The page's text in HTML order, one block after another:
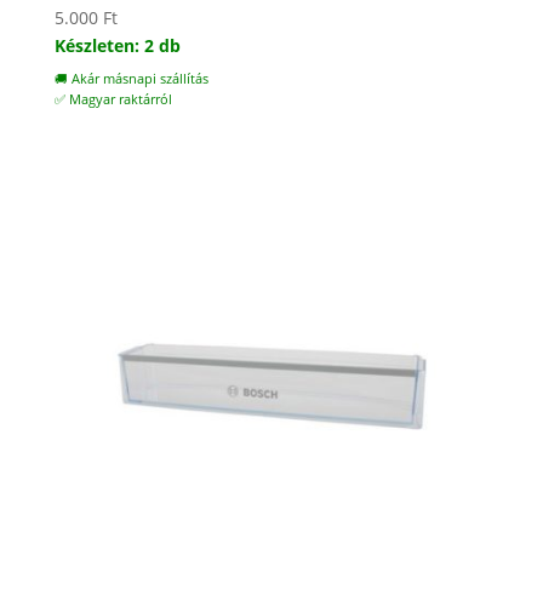
5.000 Ft
Készleten: 2 db
🚚 Akár másnapi szállítás
✅ Magyar raktárról